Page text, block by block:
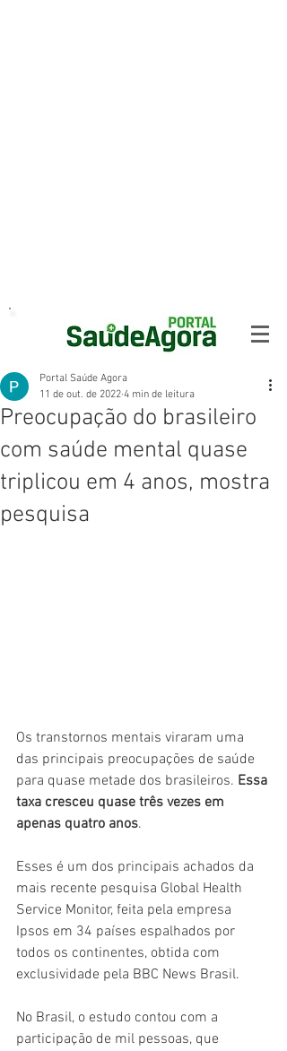
Preocupação do brasileiro
com saúde mental quase
triplicou em 4 anos, mostra
pesquisa
Portal Saúde Agora
11 de out. de 2022 4 min de leitura
Os transtornos mentais viraram uma
das principais preocupações de saúde
para quase metade dos brasileiros. Essa
taxa cresceu quase três vezes em
apenas quatro anos.
Esses é um dos principais achados da
mais recente pesquisa Global Health
Service Monitor, feita pela empresa
Ipsos em 34 países espalhados por
todos os continentes, obtida com
exclusividade pela BBC News Brasil.
No Brasil, o estudo contou com a
participação de mil pessoas, que